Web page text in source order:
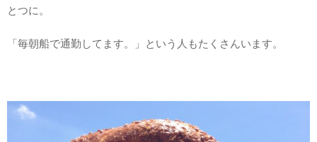
とつに。
「毎朝船で通勤してます。」という人もたくさんいます。